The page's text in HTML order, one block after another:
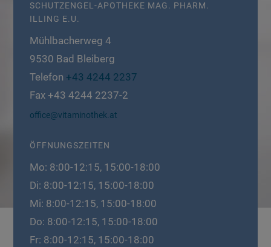
SCHUTZENGEL-APOTHEKE MAG. PHARM.
ILLING E.U.
Mühlbacherweg 4
9530 Bad Bleiberg
Telefon +43 4244 2237
Fax +43 4244 2237-2
office@vitaminothek.at
ÖFFNUNGSZEITEN
Mo: 8:00-12:15, 15:00-18:00
Di: 8:00-12:15, 15:00-18:00
Mi: 8:00-12:15, 15:00-18:00
Do: 8:00-12:15, 15:00-18:00
Fr: 8:00-12:15, 15:00-18:00